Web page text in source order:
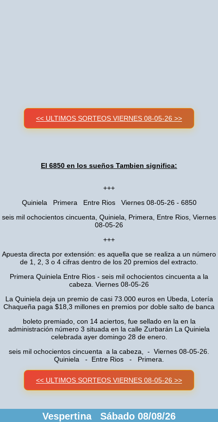
<< ULTIMOS SORTEOS VIERNES 08-05-26 >>
El 6850 en los sueños Tambien significa:
+++
Quiniela Primera Entre Rios Viernes 08-05-26 - 6850
seis mil ochocientos cincuenta, Quiniela, Primera, Entre Rios, Viernes
08-05-26
+++
Apuesta directa por extensión: es aquella que se realiza a un número
de 1, 2, 3 o 4 cifras dentro de los 20 premios del extracto.
Primera Quiniela Entre Rios - seis mil ochocientos cincuenta a la
cabeza. Viernes 08-05-26
La Quiniela deja un premio de casi 73.000 euros en Ubeda, Lotería
Chaqueña paga $18,3 millones en premios por doble salto de banca
boleto premiado, con 14 aciertos, fue sellado en la en la
administración número 3 situada en la calle Zurbarán La Quiniela
celebrada ayer domingo 28 de enero.
seis mil ochocientos cincuenta a la cabeza, - Viernes 08-05-26.
Quiniela - Entre Rios - Primera.
<< ULTIMOS SORTEOS VIERNES 08-05-26 >>
Vespertina Sábado 08/08/26